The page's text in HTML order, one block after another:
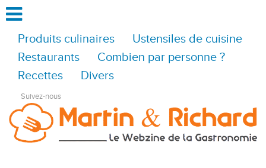
Produits culinaires
Ustensiles de cuisine
Restaurants
Combien par personne ?
Recettes
Divers
Suivez-nous